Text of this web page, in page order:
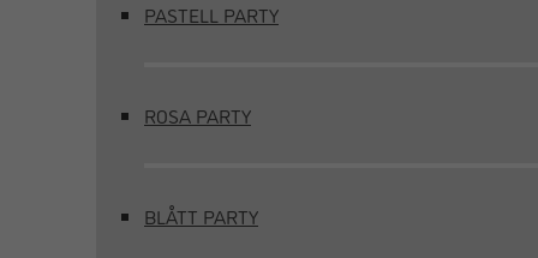
PASTELL PARTY
ROSA PARTY
BLÅTT PARTY